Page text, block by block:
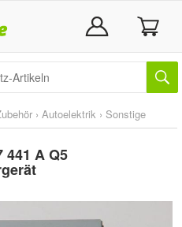
› Autoelektrik › Sonstige
441 A Q5